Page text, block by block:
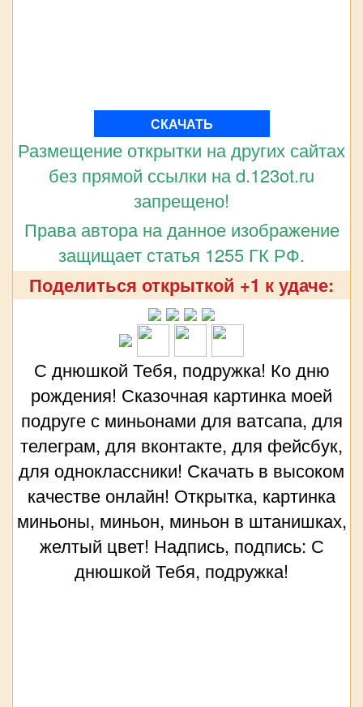
СКАЧАТЬ
Размещение открытки на других сайтах
без прямой ссылки на d.123ot.ru
запрещено!
Права автора на данное изображение
защищает статья 1255 ГК РФ.
Поделиться открыткой +1 к удаче:
С днюшкой Тебя, подружка! Ко дню
рождения! Сказочная картинка моей
подруге с миньонами для ватсапа, для
телеграм, для вконтакте, для фейсбук,
для одноклассники! Скачать в высоком
качестве онлайн! Открытка, картинка
миньоны, миньон, миньон в штанишках,
желтый цвет! Надпись, подпись: С
днюшкой Тебя, подружка!